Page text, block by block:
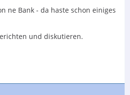
ne Bank - da haste schon einiges
und diskutieren.